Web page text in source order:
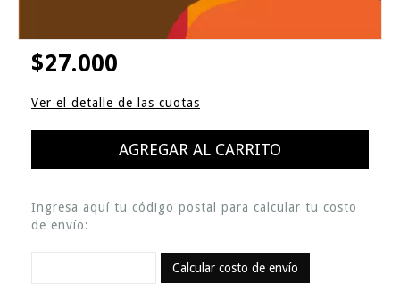
$27.000
Ver el detalle de las cuotas
Ingresa aquí tu código postal para calcular tu costo
de envío:
Calcular costo de envío